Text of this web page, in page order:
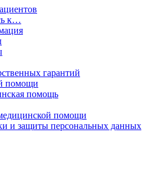
к…
гарантий
помощи
помощь
помощи
и защиты персональных данных